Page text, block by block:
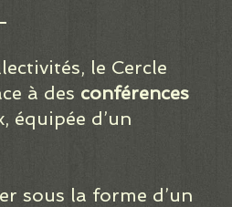
le Cercle
à des conférences
équipée d’un
sous la forme d’un